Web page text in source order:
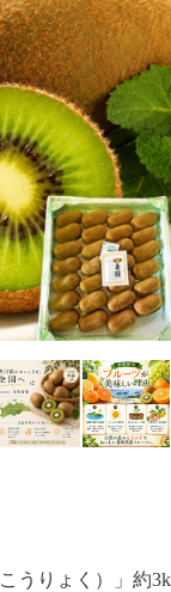
うりょく）」約3k